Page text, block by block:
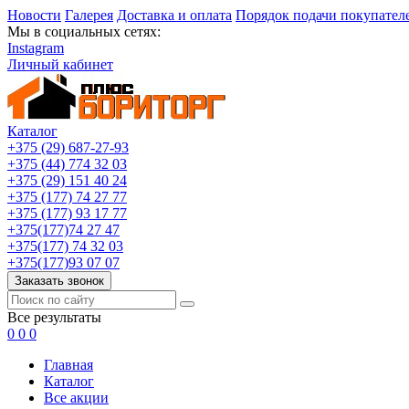
Новости Галерея Доставка и оплата Порядок подачи
Мы в социальных сетях:
Instagram
Личный кабинет
Каталог
+375 (29) 687-27-93
+375 (44) 774 32 03
+375 (29) 151 40 24
+375 (177) 74 27 77
+375 (177) 93 17 77
+375(177)74 27 47
+375(177) 74 32 03
+375(177)93 07 07
Заказать звонок
Все результаты
0 0 0
Главная
Каталог
Все акции